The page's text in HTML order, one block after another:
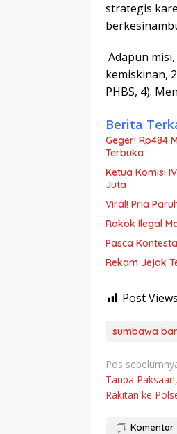
strategis
Adapun
kemiskinan,
PHBS, 4).
Berita
Geger! Rp484
Terbuka
Ketua Komisi
Juta
Viral! Pria
Rokok Ilegal
Pasca
Rekam Jejak
Post
sumbawa
Navigasi
pos
Pos
Tanpa
Rakitan ke
Komentar